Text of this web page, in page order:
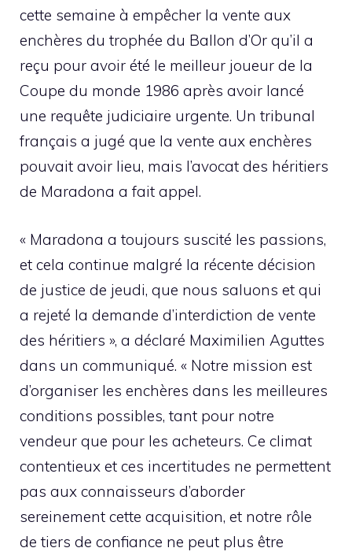
cette semaine à empêcher la vente aux
enchères du trophée du Ballon d’Or qu’il a
reçu pour avoir été le meilleur joueur de la
Coupe du monde 1986 après avoir lancé
une requête judiciaire urgente. Un tribunal
français a jugé que la vente aux enchères
pouvait avoir lieu, mais l’avocat des héritiers
de Maradona a fait appel.
« Maradona a toujours suscité les passions,
et cela continue malgré la récente décision
de justice de jeudi, que nous saluons et qui
a rejeté la demande d’interdiction de vente
des héritiers », a déclaré Maximilien Aguttes
dans un communiqué. « Notre mission est
d’organiser les enchères dans les meilleures
conditions possibles, tant pour notre
vendeur que pour les acheteurs. Ce climat
contentieux et ces incertitudes ne permettent
pas aux connaisseurs d’aborder
sereinement cette acquisition, et notre rôle
de tiers de confiance ne peut plus être